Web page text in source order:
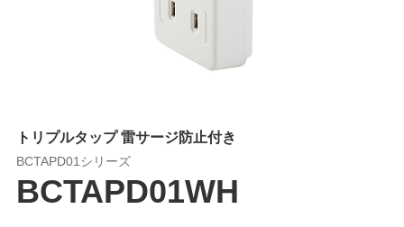
トリプルタップ 雷サージ防止付き
BCTAPD01シリーズ
BCTAPD01WH